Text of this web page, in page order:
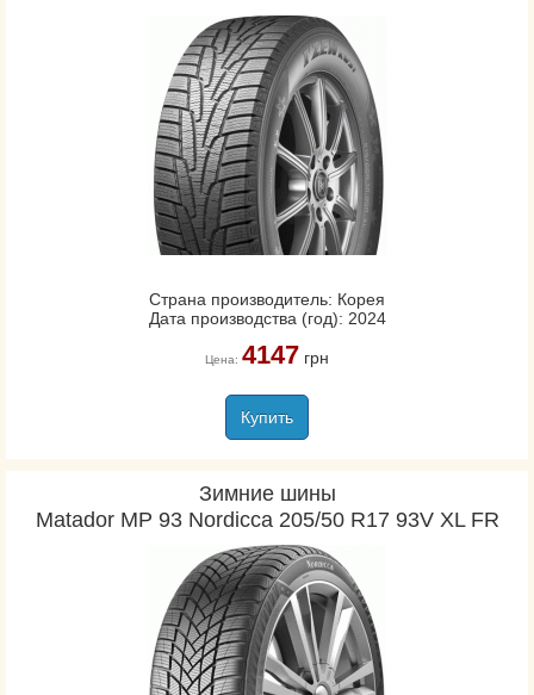
Страна производитель: Корея
Дата производства (год): 2024
Цена: 4147грн
Купить
Зимние шины
Matador MP 93 Nordicca 205/50 R17 93V XL FR